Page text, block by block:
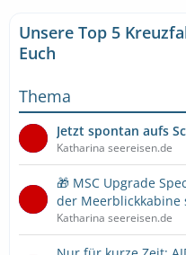
Unsere Top 5
Euch
Thema
Jetzt spontan aufs
Katharina seereisen.de
🎁 MSC Upgrade
der Meerblickkabine
Katharina seereisen.de